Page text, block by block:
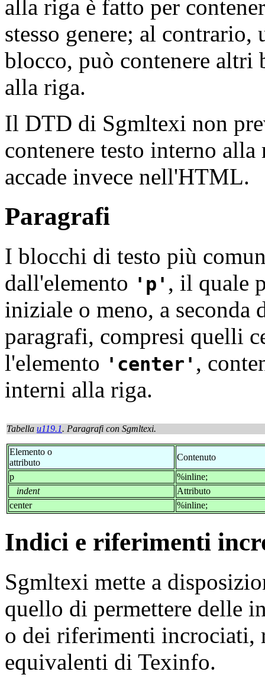
alla riga è fatto per
stesso genere; al contrario,
blocco, può contenere altri
alla riga.
Il DTD di Sgmltexi non
contenere testo interno
accade invece nell'HTML.
Paragrafi
I blocchi di testo più
dall'elemento
p
, il quale
iniziale o meno, a
paragrafi, compresi quelli
l'elemento
center
,
interni alla riga.
Tabella u119.1. Paragrafi con Sgmltexi.
Elemento o
attributo
Contenuto
p
%inline;
indent
Attributo
center
%inline;
Indici e riferimenti
Sgmltexi mette a
quello di permettere delle
o dei riferimenti incrociati,
equivalenti di Texinfo.